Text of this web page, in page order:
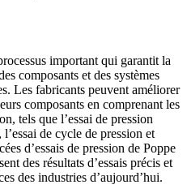
important qui garantit la
composants et des systèmes
Les fabricants peuvent améliorer
composants en comprenant les
tels que l’essai de pression
l’essai de cycle de pression et
d’essais de pression de Poppe
des résultats d’essais précis et
des industries d’aujourd’hui.